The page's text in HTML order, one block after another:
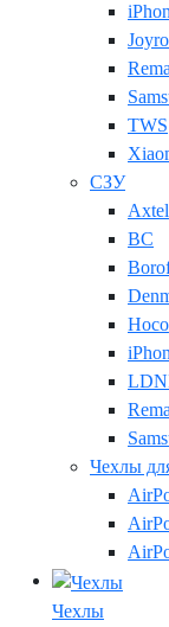
TWS
СЗУ
Axtel
BC
Hoco
Чехлы
Чехлы